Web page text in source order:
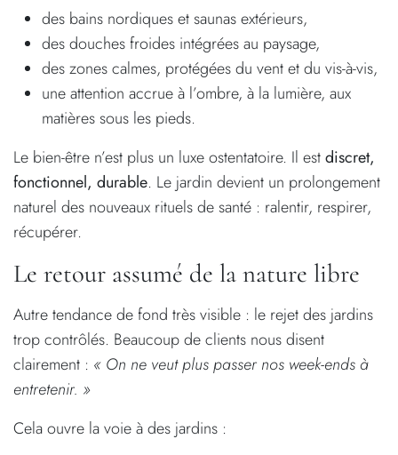
des bains nordiques et saunas extérieurs,
des douches froides intégrées au paysage,
des zones calmes, protégées du vent et du vis-à-vis,
une attention accrue à l’ombre, à la lumière, aux
matières sous les pieds.
Le bien-être n’est plus un luxe ostentatoire. Il estdiscret,
fonctionnel, durable. Le jardin devient un prolongement
naturel des nouveaux rituels de santé : ralentir, respirer,
récupérer.
Le retour assumé de la nature libre
Autre tendance de fond très visible : le rejet des jardins
trop contrôlés. Beaucoup de clients nous disent
clairement : « On ne veut plus passer nos week-ends à
entretenir. »
Cela ouvre la voie à des jardins :